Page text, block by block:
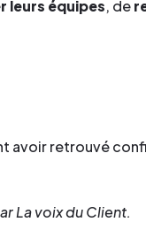
leurs équipes, de
avoir retrouvé
La voix du Client.